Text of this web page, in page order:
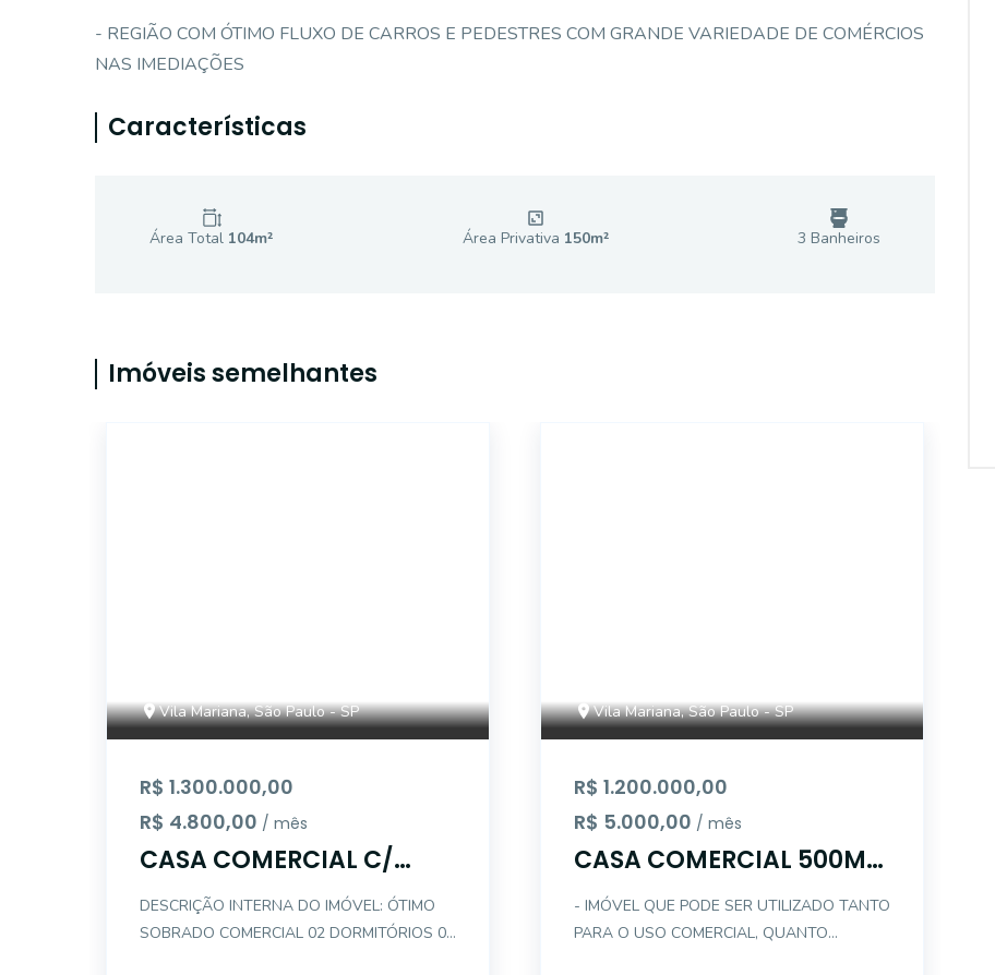
- REGIÃO COM ÓTIMO FLUXO DE CARROS E PEDESTRES COM GRANDE VARIEDADE DE COMÉRCIOS
NAS IMEDIAÇÕES
Características
Área Total 104m² Área Privativa 150m² 3 Banheiros
Imóveis semelhantes
Vila Mariana, São Paulo - SP
R$ 1.300.000,00
R$ 4.800,00 / mês
CASA COMERCIAL C/
AMPLO QUINTAL - VILA
MARIANA
DESCRIÇÃO INTERNA DO IMÓVEL: ÓTIMO
SOBRADO COMERCIAL 02 DORMITÓRIOS 01
Vila Mariana, São Paulo - SP
R$ 1.200.000,00
R$ 5.000,00 / mês
CASA COMERCIAL 500M
DO METRÔ VILA MARIANA
- IMÓVEL QUE PODE SER UTILIZADO TANTO
PARA O USO COMERCIAL, QUANTO